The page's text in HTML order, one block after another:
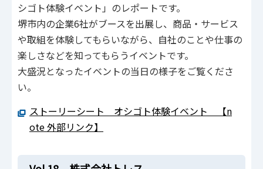
シゴト体験イベント」のレポートです。
堺市内の企業6社がブースを出展し、商品・サービス
や取組を体験してもらいながら、自社のことや仕事の
楽しさなどを知ってもらうイベントです。
大盛況となったイベントの当日の様子をご覧くださ
い。
ストーリーシート オシゴト体験イベント 【n
ote 外部リンク】